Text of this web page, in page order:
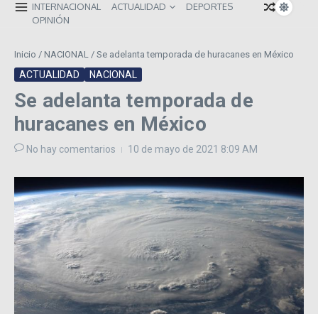
INTERNACIONAL
ACTUALIDAD
DEPORTES
OPINIÓN
Inicio / NACIONAL / Se adelanta temporada de huracanes en México
ACTUALIDAD NACIONAL
Se adelanta temporada de
huracanes en México
No hay comentarios 10 de mayo de 2021 8:09 AM